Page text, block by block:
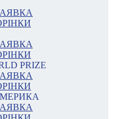
PRIZE